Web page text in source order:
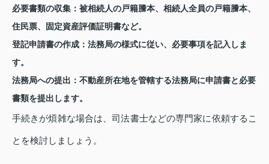
必要書類の収集：被相続人の戸籍謄本、相続人全員の戸籍謄本、
住民票、固定資産評価証明書など。
登記申請書の作成：法務局の様式に従い、必要事項を記入しま
す。
法務局への提出：不動産所在地を管轄する法務局に申請書と必要
書類を提出します。
手続きが煩雑な場合は、司法書士などの専門家に依頼するこ
とを検討しましょう。